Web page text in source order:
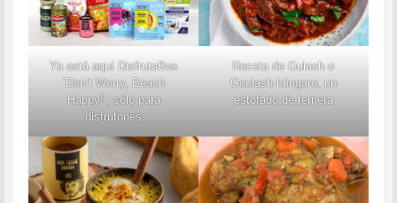
Ya está aquí DisfrutaBox
‘Don’t Worry, Beach
Happy!’, sólo para
disfrutones
Receta de Gulash o
Goulash húngaro, un
estofado de ternera